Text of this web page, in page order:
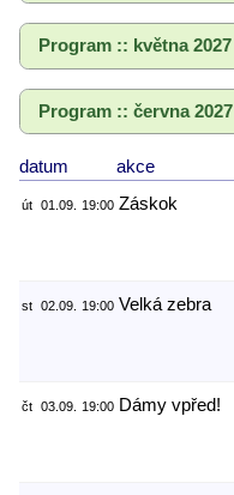
Program :: května 2027
Program :: června 2027
datum akce
út 01.09. 19:00 Záskok
st 02.09. 19:00 Velká zebra
čt 03.09. 19:00 Dámy vpřed!